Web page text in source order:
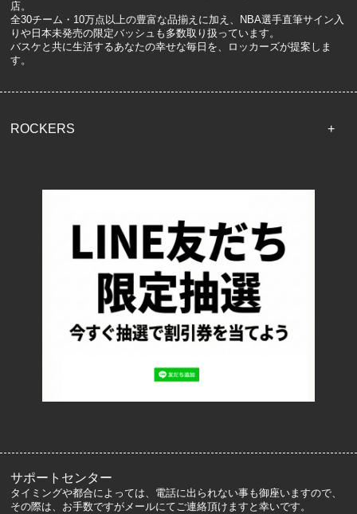
店。
全30チーム・10万点以上の豊富な品揃えに加え、NBA選手直筆サイン入
りや日本未発売の限定バッシュも多数取り扱っています。
バスケと共に生活するあなたの幸せな毎日を、ロッカーズが提案しま
す。
ROCKERS
配送・送料について
お支払い方法について
特定商取引法に基づく表記
プライバシーポリシー
ロッカーズについて
サポートセンター
タイミングや都合によっては、電話に出られない事も御座いますので、
その際は、お手数ですがメールにてご連絡頂けますと幸いです。